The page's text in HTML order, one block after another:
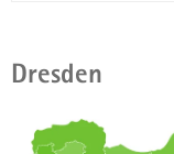
Dresden